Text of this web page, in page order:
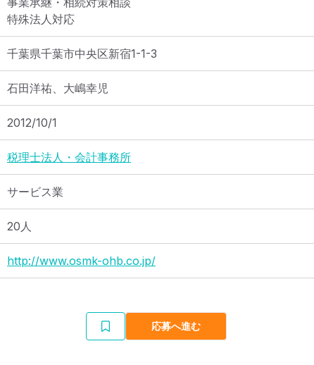
特殊法人対応
千葉県千葉市中央区新宿1-1-3
石田洋祐、大嶋幸児
2012/10/1
税理士法人・会計事務所
サービス業
20人
http://www.osmk-ohb.co.jp/
応募へ進む